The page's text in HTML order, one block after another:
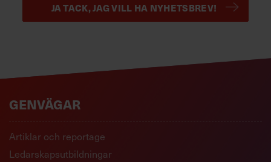
JA TACK, JAG VILL HA NYHETSBREV!
GENVÄGAR
Artiklar och reportage
Ledarskapsutbildningar